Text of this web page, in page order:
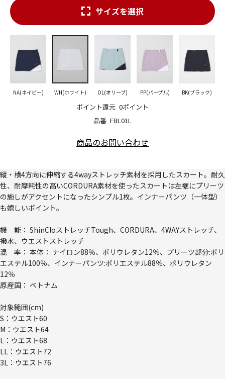
品番 FBL01L
ポイント還元 0ポイント
サイズを選択
NA(ネイビー) WH(ホワイト) OL(オリーブ) PP(パープル) BK(ブラック)
商品のお問い合わせ
縦・横4方向に伸縮する4wayストレッチ素材を採用したスカート。耐久
性、耐摩耗性の高いCORDURA素材を使ったスカートは左裾にプリーツ
の施しがアクセントになったシンプル1枚。インナーパンツ（一体型）
も嬉しいポイント。
機 能： ShinCloストレッチTough、CORDURA、4WAYストレッチ、
撥水、ウエストストレッチ
混 率： 本体： ナイロン88％、ポリウレタン12％、プリーツ部分:ポリ
エステル100％、インナーパンツ:ポリエステル88％、ポリウレタン
12％
原産国： ベトナム
対象範囲(cm)
S：ウエスト60
M：ウエスト64
L：ウエスト68
LL：ウエスト72
3L：ウエスト76